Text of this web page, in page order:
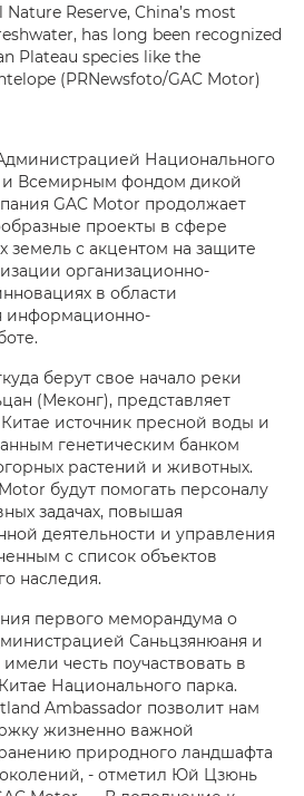
Reserve, China’s most
has long been recognized
Plateau species like the
(PRNewsfoto/GAC Motor)
Национального
и Всемирным фондом дикой
GAC Motor продолжает
проекты в сфере
земель с акцентом на защите
организационно-
в области
информационно-
берут свое начало реки
(Меконг), представляет
источник пресной воды и
генетическим банком
растений и животных.
будут помогать персоналу
задачах, повышая
деятельности и управления
с список объектов
наследия.
первого меморандума о
Саньцзянюаня и
честь поучаствовать в
Национального парка.
Ambassador позволит нам
жизненно важной
природного ландшафта
- отметил Юй Цзюнь